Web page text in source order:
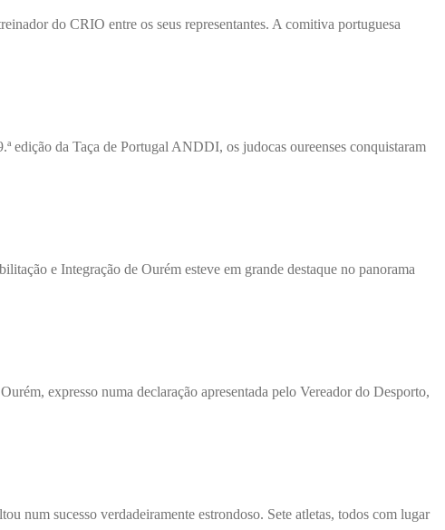
do CRIO entre os seus representantes. A comitiva portuguesa
edição da Taça de Portugal ANDDI, os judocas oureenses conquistaram
e Integração de Ourém esteve em grande destaque no panorama
expresso numa declaração apresentada pelo Vereador do Desporto,
num sucesso verdadeiramente estrondoso. Sete atletas, todos com lugar